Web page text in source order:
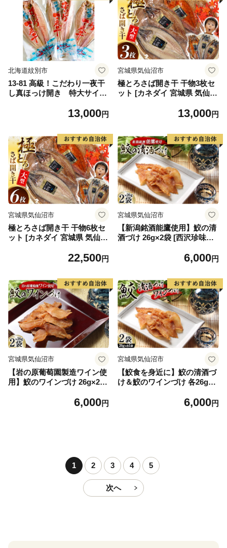
北海道紋別市
13-81 高級！こだわり一夜干
し真ほっけ開き 特大サイズ
13,000円
宮城県気仙沼市
極とろさば開き干 干物3枚セ
ット [カネダイ 宮城県 気仙沼
貝 鯖 さば サバ 干物 開き干
う
13,000円
宮城県気仙沼市
極とろさば開き干 干物6枚セ
ット [カネダイ 宮城県 気仙沼
貝 鯖 さば サバ 干物 開き干
う
22,500円
宮城県気仙沼市
【新潟銘酒能鷹使用】鮫の清
酒づけ 26g×2袋 [西沢珍味販
0] 魚介 魚貝 菓子 おつまみ 鮫
6,000円
宮城県気仙沼市
【岩の原葡萄園製造ワイン使
用】鮫のワインづけ 26g×2袋
市 20563551] 魚介 魚貝 菓子
6,000円
宮城県気仙沼市
【鮫食を身近に】鮫の清酒づ
け＆鮫のワインづけ 各26g
市 20563544] 魚介 魚貝 菓子
6,000円
1 2 3 4 5
次へ